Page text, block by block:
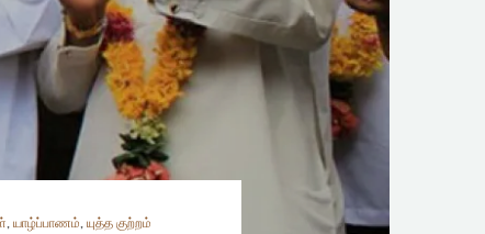
, யாழ்ப்பாணம், யுத்த குற்றம்